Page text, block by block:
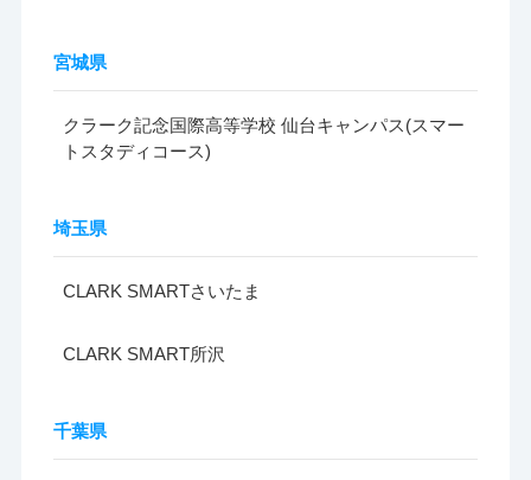
宮城県
クラーク記念国際高等学校 仙台キャンパス(スマー
トスタディコース)
埼玉県
CLARK SMARTさいたま
CLARK SMART所沢
千葉県